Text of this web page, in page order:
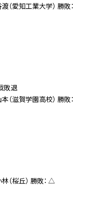
愛知工業大学） 勝敗：
敗退
滋賀学園高校） 勝敗：
（桜丘） 勝敗： △